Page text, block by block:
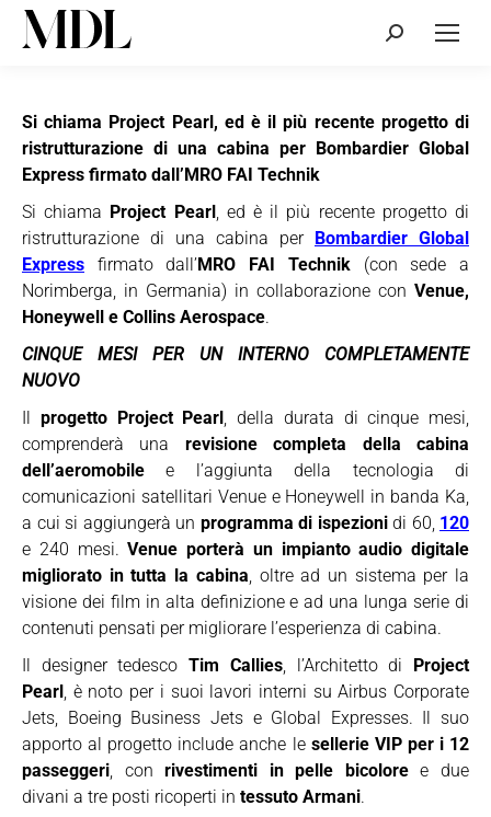
Cerca:
Si chiama Project Pearl, ed è il più recente progetto di
ristrutturazione di una cabina per Bombardier Global
Express firmato dall’MRO FAI Technik
Si chiama Project Pearl, ed è il più recente progetto di
ristrutturazione di una cabina per Bombardier Global
Express firmato dall’MRO FAI Technik(con sede a
Norimberga, in Germania) in collaborazione con Venue,
Honeywell e Collins Aerospace.
CINQUE MESI PER UN INTERNO COMPLETAMENTE
NUOVO
Il progetto Project Pearl, della durata di cinque mesi,
comprenderà una revisione completa della cabina
dell’aeromobile e l’aggiunta della tecnologia di
comunicazioni satellitari Venue e Honeywell in banda Ka,
a cui si aggiungerà un programma di ispezionidi 60, 120
e 240 mesi.Venue porterà un impianto audio digitale
migliorato in tutta la cabina, oltre ad un sistema per la
visione dei film in alta definizione e ad una lunga serie di
contenuti pensati per migliorare l’esperienza di cabina.
Il designer tedescoTim Callies, l’Architetto di Project
Pearl, è noto per i suoi lavori interni su Airbus Corporate
Jets, Boeing Business Jets e Global Expresses. Il suo
apporto al progetto include anche le sellerie VIP per i 12
passeggeri, conrivestimenti in pelle bicoloree due
divani a tre posti ricoperti in tessuto Armani.